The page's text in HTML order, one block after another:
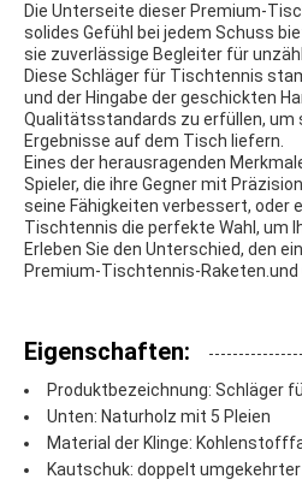
Die Unterseite dieser Premium-
solides Gefühl bei jedem Schuss
sie zuverlässige Begleiter für
Diese Schläger für Tischtennis
und der Hingabe der geschickten
Qualitätsstandards zu erfüllen, um
Ergebnisse auf dem Tisch liefern.
Eines der herausragenden
Spieler, die ihre Gegner mit
seine Fähigkeiten verbessert, oder
Tischtennis die perfekte Wahl, um
Erleben Sie den Unterschied, den
Premium-Tischtennis-
Eigenschaften:
Produktbezeichnung: Schläger
Unten: Naturholz mit 5 Pleien
Material der Klinge:
Kautschuk: doppelt